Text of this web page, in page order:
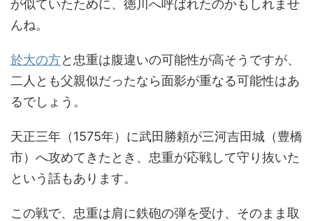
が似ていたために、徳川へ呼ばれたのかもしれませ
んね。
於大の方と忠重は腹違いの可能性が高そうですが、
二人とも父親似だったなら面影が重なる可能性はあ
るでしょう。
天正三年（1575年）に武田勝頼が三河吉田城（豊橋
市）へ攻めてきたとき、忠重が応戦して守り抜いた
という話もあります。
この戦で、忠重は肩に鉄砲の弾を受け、そのまま取